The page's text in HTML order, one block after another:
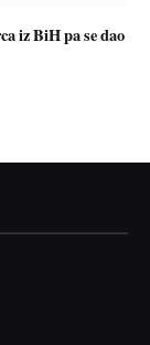
iz BiH pa se dao